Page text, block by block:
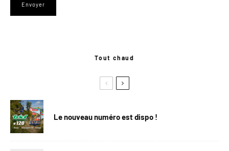
Tout chaud
Le nouveau numéro est dispo !